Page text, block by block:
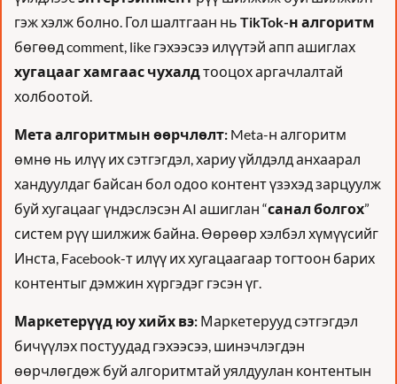
гэж хэлж болно. Гол шалтгаан нь TikTok-н алгоритм
хугацааг хамгаас чухалд тооцох аргачлалтай
холбоотой.
Мета алгоритмын өөрчлөлт: Meta-н алгоритм
өмнө нь илүү их сэтгэгдэл, хариу үйлдэлд анхаарал
хандуулдаг байсан бол одоо контент үзэхэд зарцуулж
буй хугацааг үндэслэсэн AI ашиглан “санал болгох”
систем рүү шилжиж байна. Өөрөөр хэлбэл хүмүүсийг
Инста, Facebook-т илүү их хугацаагаар тогтоон барих
контентыг дэмжин хүргэдэг гэсэн үг.
Маркетерүүд юу хийх вэ: Маркетерууд сэтгэгдэл
бичүүлэх постуудад гэхээсээ, шинэчлэгдэн
өөрчлөгдөж буй алгоритмтай уялдуулан контентын